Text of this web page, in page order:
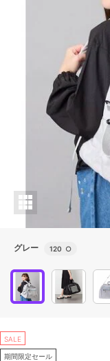
グレー 120 ○
SALE
期間限定セール